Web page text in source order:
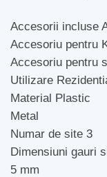
Accesorii incluse
Accesoriu pentru
Accesoriu pentru
Utilizare
Material Plastic
Metal
Numar de site 3
Dimensiuni gauri
5 mm